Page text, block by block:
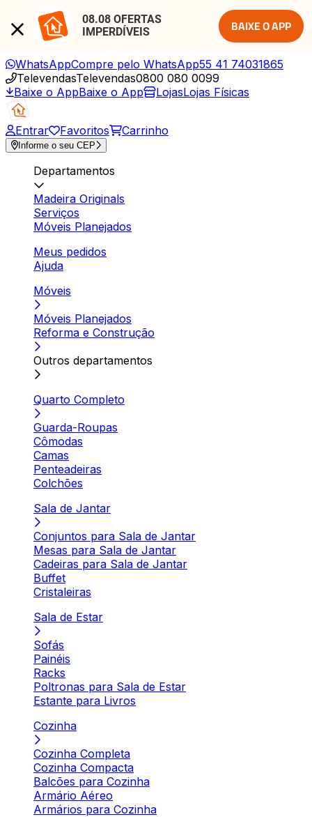
08.08 OFERTAS
IMPERDÍVEIS
BAIXE O APP
WhatsAppCompre pelo WhatsApp55 41 74031865
TelevendasTelevendas0800 080 0099
Baixe o AppBaixe o App LojasLojas Físicas
Entrar Favoritos Carrinho
Informe o seu CEP
Departamentos
Madeira Originals
Serviços
Móveis Planejados
Meus pedidos
Ajuda
Móveis
Móveis Planejados
Reforma e Construção
Outros departamentos
Quarto Completo
Guarda-Roupas
Cômodas
Camas
Penteadeiras
Colchões
Sala de Jantar
Conjuntos para Sala de Jantar
Mesas para Sala de Jantar
Cadeiras para Sala de Jantar
Buffet
Cristaleiras
Sala de Estar
Sofás
Painéis
Racks
Poltronas para Sala de Estar
Estante para Livros
Cozinha
Cozinha Completa
Cozinha Compacta
Balcões para Cozinha
Armário Aéreo
Armários para Cozinha